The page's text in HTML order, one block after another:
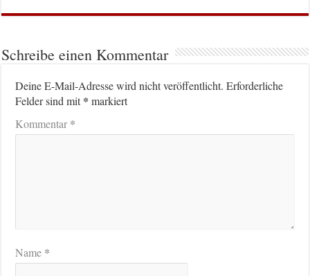
Schreibe einen Kommentar
Deine E-Mail-Adresse wird nicht veröffentlicht. Erforderliche
Felder sind mit* markiert
Kommentar*
Name *